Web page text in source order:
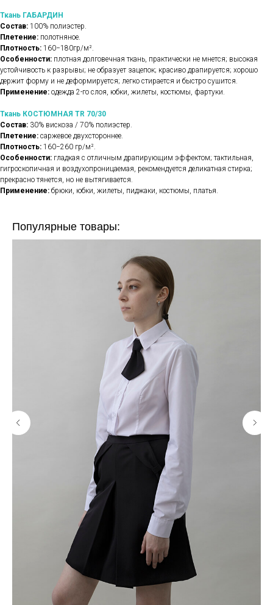
Ткань ГАБАРДИН
Состав: 100% полиэстер.
Плетение: полотняное.
Плотность: 160−180гр/м².
Особенности: плотная долговечная ткань, практически не мнется; высокая
устойчивость к разрывы; не образует зацепок; красиво драпируется; хорошо
держит форму и не деформируется; легко стирается и быстро сушится.
Применение: одежда 2-го слоя, юбки, жилеты, костюмы, фартуки.
Ткань КОСТЮМНАЯ TR 70/30
Состав: 30% вискоза / 70% полиэстер.
Плетение: саржевое двухстороннее.
Плотность: 160−260 гр/м².
Особенности: гладкая с отличным драпирующим эффектом; тактильная,
гигроскопичная и воздухопроницаемая, рекомендуется деликатная стирка;
прекрасно тянется, но не вытягивается.
Применение: брюки, юбки, жилеты, пиджаки, костюмы, платья.
Популярные товары: